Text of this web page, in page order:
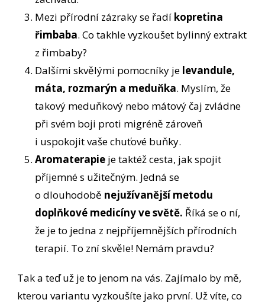
Mezi přírodní zázraky se řadí kopretina
řimbaba. Co takhle vyzkoušet bylinný extrakt
z řimbaby?
Dalšími skvělými pomocníky je levandule,
máta, rozmarýn a meduňka. Myslím, že
takový meduňkový nebo mátový čaj zvládne
při svém boji proti migréně zároveň
i uspokojit vaše chuťové buňky.
Aromaterapie je taktéž cesta, jak spojit
příjemné s užitečným. Jedná se
o dlouhodobě nejužívanější metodu
doplňkové medicíny ve světě. Říká se o ní,
že je to jedna z nejpříjemnějších přírodních
terapií. To zní skvěle! Nemám pravdu?
Tak a teď už je to jenom na vás. Zajímalo by mě,
kterou variantu vyzkoušíte jako první. Už víte, co